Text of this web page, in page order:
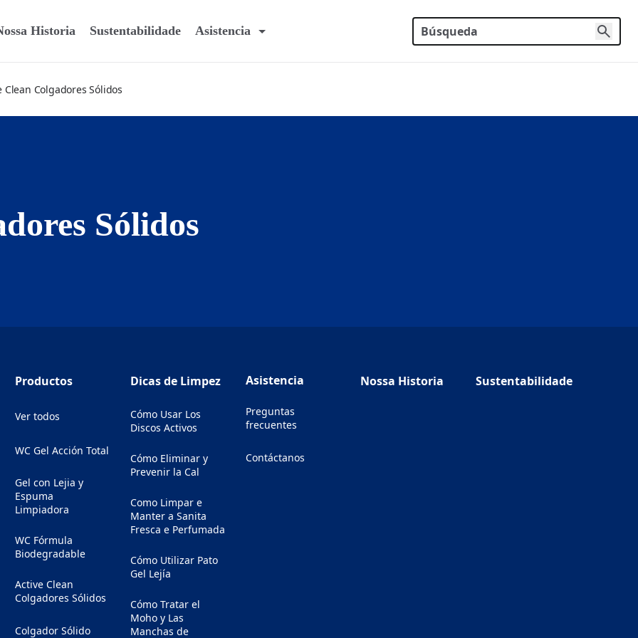
Historia Sustentabilidade Asistencia
Clean Colgadores Sólidos
Sólidos
Productos
Ver todos
WC Gel Acción Total
Gel con Lejia y
Espuma
Limpiadora
WC Fórmula
Biodegradable
Active Clean
Colgadores Sólidos
Colgador Sólido
Dicas de Limpez
Cómo Usar Los
Discos Activos
Cómo Eliminar y
Prevenir la Cal
Como Limpar e
Manter a Sanita
Fresca e Perfumada
Cómo Utilizar Pato
Gel Lejía
Cómo Tratar el
Moho y Las
Manchas de
Asistencia
Preguntas
frecuentes
Contáctanos
(Opens in a new tab)
Nossa Historia Sustentabilidade